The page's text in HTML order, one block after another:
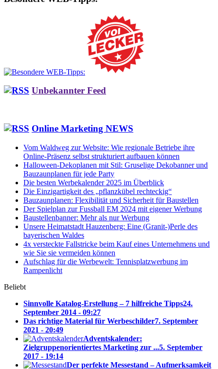
Unbekannter Feed
Online Marketing NEWS
Vom Waldweg zur Website: Wie regionale Betriebe ihre
Online-Präsenz selbst strukturiert aufbauen können
Halloween-Dekoplanen mit Stil: Gruselige Dekobanner und
Bauzaunplanen für jede Party
Die besten Werbekalender 2025 im Überblick
Die Einzigartigkeit des „pflanzkübel rechteckig“
Bauzaunplanen: Flexibilität und Sicherheit für Baustellen
Der Spielplan zur Fussball EM 2024 mit eigener Werbung
Baustellenbanner: Mehr als nur Werbung
Unsere Heimatstadt Hauzenberg: Eine (Granit-)Perle des
bayerischen Waldes
4x versteckte Fallstricke beim Kauf eines Unternehmens und
wie Sie sie vermeiden können
Aufschlag für die Werbewelt: Tennisplatzwerbung im
Rampenlicht
Beliebt
Sinnvolle Katalog-Erstellung – 7 hilfreiche Tipps24.
September 2014 - 09:27
Das richtige Material für Werbeschilder7. September
2021 - 20:49
Adventskalender:
Zielgruppenorientiertes Marketing zur ...5. September
2017 - 19:14
Der perfekte Messestand – Aufmerksamkeit